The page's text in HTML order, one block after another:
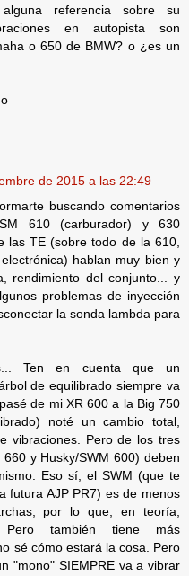
referencia sobre su
en autopista son
o 650 de BMW? o ¿es un
de 2015 a las 22:49
buscando comentarios
610 (carburador) y 630
las TE (sobre todo de la 610,
hablan muy bien y
rendimiento del conjunto... y
problemas de inyección
la sonda lambda para
Ten en cuenta que un
de equilibrado siempre va
de mi XR 600 a la Big 750
noté un cambio total,
vibraciones. Pero de los tres
y Husky/SWM 600) deben
Eso sí, el SWM (que te
futura AJP PR7) es de menos
por lo que, en teoría,
también tiene más
sé cómo estará la cosa. Pero
"mono" SIEMPRE va a vibrar